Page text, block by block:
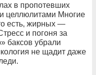
в пропотевших
целлюлитами Многие
есть, жирных —
и погоня за
баксов убрали
не щадит даже